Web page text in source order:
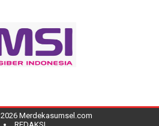
2026 Merdekasumsel.com